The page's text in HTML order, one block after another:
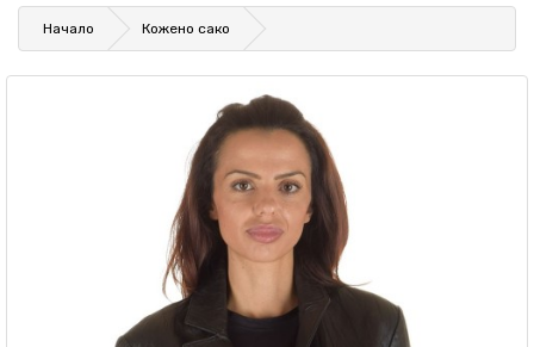
Начало Кожено сако